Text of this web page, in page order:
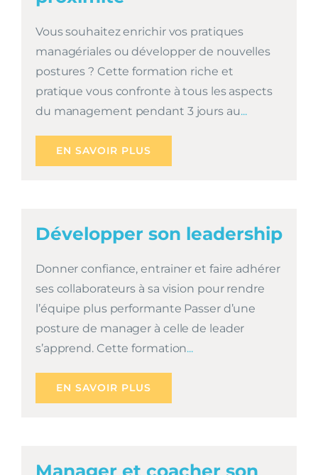
Vous souhaitez enrichir vos pratiques
managériales ou développer de nouvelles
postures ? Cette formation riche et
pratique vous confronte à tous les aspects
du management pendant 3 jours au...
EN SAVOIR PLUS
Développer son leadership
Donner confiance, entrainer et faire adhérer
ses collaborateurs à sa vision pour rendre
l’équipe plus performante Passer d’une
posture de manager à celle de leader
s’apprend. Cette formation...
EN SAVOIR PLUS
Manager et coacher son